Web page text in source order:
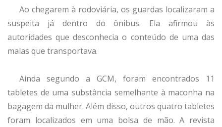
Ao chegarem à rodoviária, os guardas localizaram a
suspeita já dentro do ônibus. Ela afirmou às
autoridades que desconhecia o conteúdo de uma das
malas que transportava.
Ainda segundo a GCM, foram encontrados 11
tabletes de uma substância semelhante à maconha na
bagagem da mulher. Além disso, outros quatro tabletes
foram localizados em uma bolsa de mão. A revista